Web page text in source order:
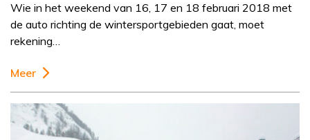
Wie in het weekend van 16, 17 en 18 februari 2018 met
de auto richting de wintersportgebieden gaat, moet
rekening…
Meer